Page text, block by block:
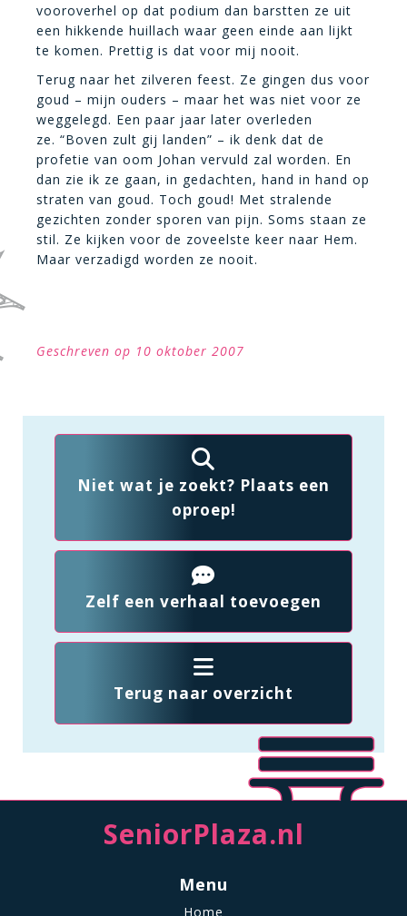
vooroverhel op dat podium dan barstten ze uit
een hikkende huillach waar geen einde aan lijkt
te komen. Prettig is dat voor mij nooit.
Terug naar het zilveren feest. Ze gingen dus voor
goud – mijn ouders – maar het was niet voor ze
weggelegd. Een paar jaar later overleden
ze. “Boven zult gij landen” – ik denk dat de
profetie van oom Johan vervuld zal worden. En
dan zie ik ze gaan, in gedachten, hand in hand op
straten van goud. Toch goud! Met stralende
gezichten zonder sporen van pijn. Soms staan ze
stil. Ze kijken voor de zoveelste keer naar Hem.
Maar verzadigd worden ze nooit.
Geschreven op 10 oktober 2007
Niet wat je zoekt? Plaats een
oproep!
Zelf een verhaal toevoegen
Terug naar overzicht
SeniorPlaza.nl
Menu
Home